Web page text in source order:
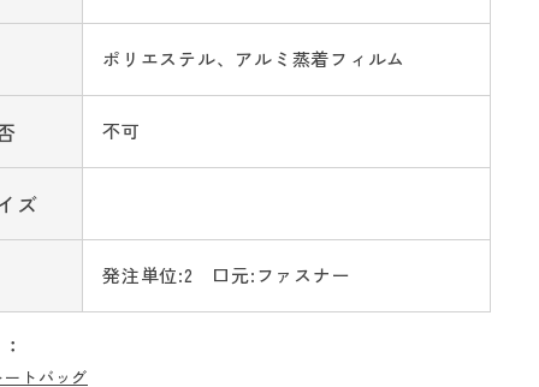
ポリエステル、アルミ蒸着フィルム
不可
ズ
発注単位:2 口元:ファスナー
トバッグ